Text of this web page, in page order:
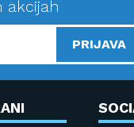
akcijah
PRIJAVA